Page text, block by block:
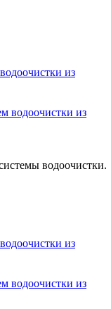
из
водоочистки.
из